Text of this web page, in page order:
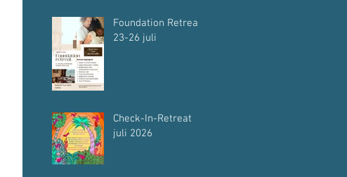
Foundation Retreat
23-26 juli
Check-In-Retreat
juli 2026